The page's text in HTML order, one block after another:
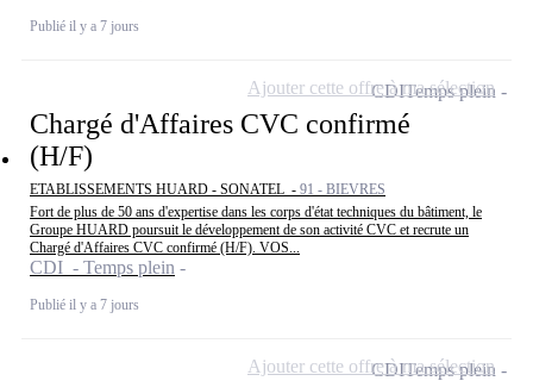
Publié il y a 7 jours
Chargé d'Affaires CVC confirmé
(H/F)
ETABLISSEMENTS HUARD - SONATEL - 91 - BIEVRES
Fort de plus de 50 ans d'expertise dans les corps d'état techniques du bâtiment, le
Groupe HUARD poursuit le développement de son activité CVC et recrute un
Chargé d'Affaires CVC confirmé (H/F). VOS...
CDI - Temps plein
Publié il y a 7 jours
CDITemps plein
Ajouter cette offre à ma sélection
CDITemps plein
Ajouter cette offre à ma sélection